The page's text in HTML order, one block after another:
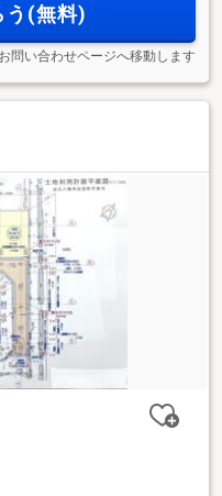
う(無料)
問い合わせページへ移動します